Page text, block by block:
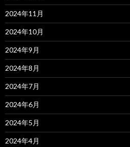
2024年11月
2024年10月
2024年9月
2024年8月
2024年7月
2024年6月
2024年5月
2024年4月